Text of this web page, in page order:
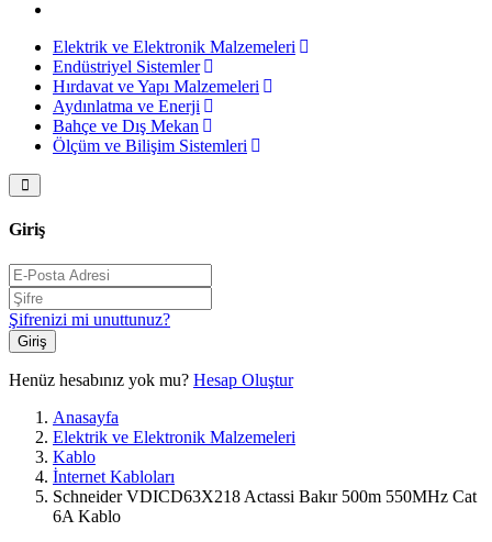
Elektrik ve Elektronik Malzemeleri
Endüstriyel Sistemler
Hırdavat ve Yapı Malzemeleri
Aydınlatma ve Enerji
Bahçe ve Dış Mekan
Ölçüm ve Bilişim Sistemleri
Giriş
Şifrenizi mi unuttunuz?
Giriş
Henüz hesabınız yok mu? Hesap Oluştur
Anasayfa
Elektrik ve Elektronik Malzemeleri
Kablo
İnternet Kabloları
Schneider VDICD63X218 Actassi Bakır 500m 550MHz Cat
6A Kablo